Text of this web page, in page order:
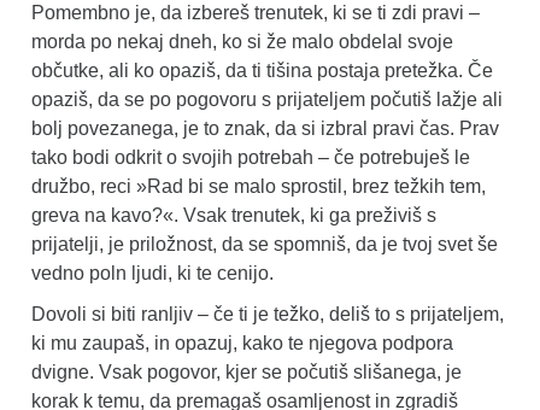
Pomembno je, da izbereš trenutek, ki se ti zdi pravi –
morda po nekaj dneh, ko si že malo obdelal svoje
občutke, ali ko opaziš, da ti tišina postaja pretežka. Če
opaziš, da se po pogovoru s prijateljem počutiš lažje ali
bolj povezanega, je to znak, da si izbral pravi čas. Prav
tako bodi odkrit o svojih potrebah – če potrebuješ le
družbo, reci »Rad bi se malo sprostil, brez težkih tem,
greva na kavo?«. Vsak trenutek, ki ga preživiš s
prijatelji, je priložnost, da se spomniš, da je tvoj svet še
vedno poln ljudi, ki te cenijo.
Dovoli si biti ranljiv – če ti je težko, deliš to s prijateljem,
ki mu zaupaš, in opazuj, kako te njegova podpora
dvigne. Vsak pogovor, kjer se počutiš slišanega, je
korak k temu, da premagaš osamljenost in zgradiš